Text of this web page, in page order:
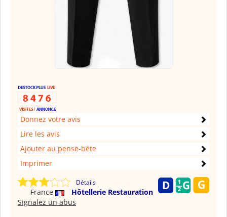
Donnez votre avis
Lire les avis
Ajouter au pense-bête
Imprimer
Détails
France
Hôtellerie Restauration
Signalez un abus